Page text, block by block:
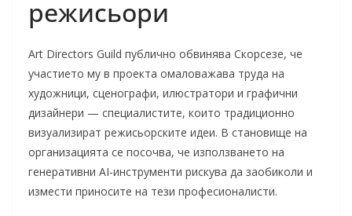
режисьори
Art Directors Guild публично обвинява Скорсезе, че
участието му в проекта омаловажава труда на
художници, сценографи, илюстратори и графични
дизайнери — специалистите, които традиционно
визуализират режисьорските идеи. В становище на
организацията се посочва, че използването на
генеративни AI-инструменти рискува да заобиколи и
измести приносите на тези професионалисти.